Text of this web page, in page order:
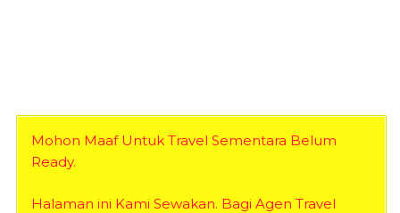
Mohon Maaf Untuk Travel Sementara Belum
Ready.
Halaman ini Kami Sewakan. Bagi Agen Travel